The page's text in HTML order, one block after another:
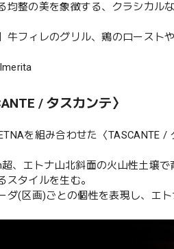
均整の美を象徴する、クラシカルな
牛フィレのグリル、鶏のローストや
/ タスカンテ〉
を組み合わせた〈TASCANTE
、エトナ山北斜面の火山性土壌
スタイルを生む。
ダ(区画)ごとの個性を表現し、エト